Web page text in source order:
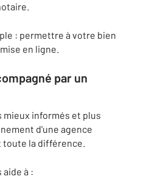
: permettre à votre bien
en ligne.
par un
mieux informés et plus
d'une agence
toute la différence.
à :